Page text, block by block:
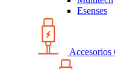
Esenses
Accesorios